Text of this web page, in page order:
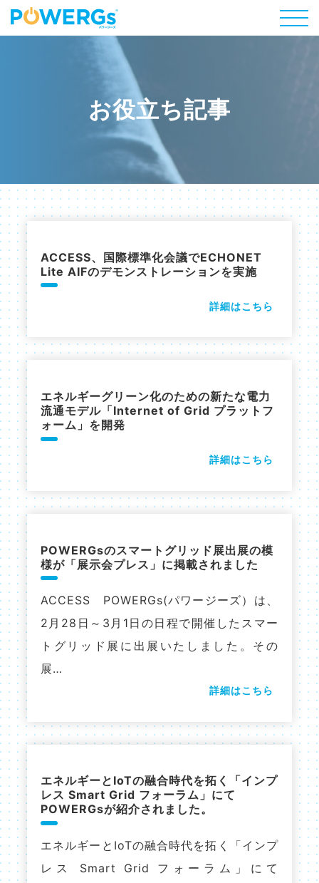
お役立ち記事
ACCESS、国際標準化会議でECHONET
Lite AIFのデモンストレーションを実施
詳細はこちら
エネルギーグリーン化のための新たな電力
流通モデル「Internet of Grid プラットフ
ォーム」を開発
詳細はこちら
POWERGsのスマートグリッド展出展の模
様が「展示会プレス」に掲載されました
ACCESS POWERGs(パワージーズ）は、
2月28日～3月1日の日程で開催したスマー
トグリッド展に出展いたしました。その
展…
詳細はこちら
エネルギーとIoTの融合時代を拓く「インプ
レス Smart Grid フォーラム」にて
POWERGsが紹介されました。
エネルギーとIoTの融合時代を拓く「インプ
レス Smart Grid フォーラム」にて